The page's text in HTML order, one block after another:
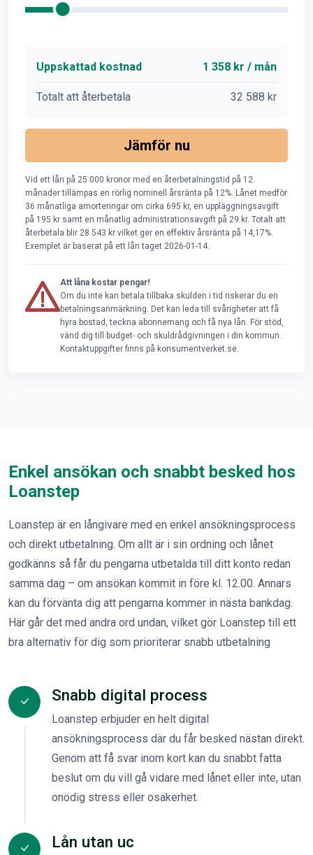
Uppskattad kostnad 1 358 kr / mån
Totalt att återbetala 32 588 kr
Jämför nu
Vid ett lån på 25 000 kronor med en återbetalningstid på 12
månader tillämpas en rörlig nominell årsränta på 12%. Lånet medför
36 månatliga amorteringar om cirka 695 kr, en uppläggningsavgift
på 195 kr samt en månatlig administrationsavgift på 29 kr. Totalt att
återbetala blir 28 543 kr vilket ger en effektiv årsränta på 14,17%.
Exemplet är baserat på ett lån taget 2026-01-14.
Att låna kostar pengar!
Om du inte kan betala tillbaka skulden i tid riskerar du en
betalningsanmärkning. Det kan leda till svårigheter att få
hyra bostad, teckna abonnemang och få nya lån. För stöd,
vänd dig till budget- och skuldrådgivningen i din kommun.
Kontaktuppgifter finns på konsumentverket.se.
Enkel ansökan och snabbt besked hos
Loanstep
Loanstep är en långivare med en enkel ansökningsprocess
och direkt utbetalning. Om allt är i sin ordning och lånet
godkänns så får du pengarna utbetalda till ditt konto redan
samma dag – om ansökan kommit in före kl. 12.00. Annars
kan du förvänta dig att pengarna kommer in nästa bankdag.
Här går det med andra ord undan, vilket gör Loanstep till ett
bra alternativ för dig som prioriterar snabb utbetalning
Snabb digital process
Loanstep erbjuder en helt digital
ansökningsprocess där du får besked nästan direkt.
Genom att få svar inom kort kan du snabbt fatta
beslut om du vill gå vidare med lånet eller inte, utan
onödig stress eller osäkerhet.
Lån utan uc